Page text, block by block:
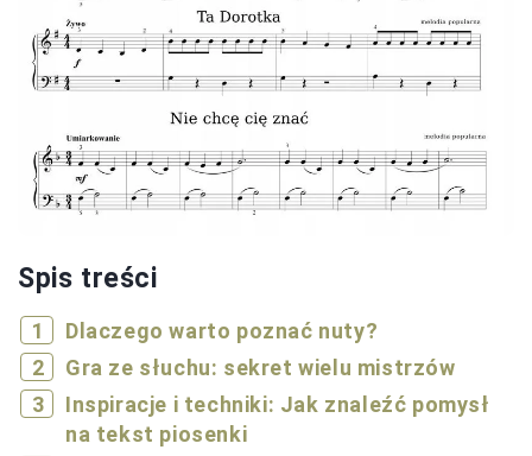
Spis treści
Dlaczego warto poznać nuty?
Gra ze słuchu: sekret wielu mistrzów
Inspiracje i techniki: Jak znaleźć pomysł
na tekst piosenki